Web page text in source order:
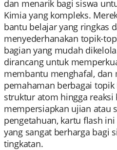
dan menarik bagi siswa
Kimia yang kompleks.
bantu belajar yang ringkas
menyederhanakan topik-
bagian yang mudah
dirancang untuk
membantu menghafal, dan
pemahaman berbagai
struktur atom hingga reaksi
mempersiapkan ujian atau
pengetahuan, kartu flash
yang sangat berharga bagi
tingkatan.